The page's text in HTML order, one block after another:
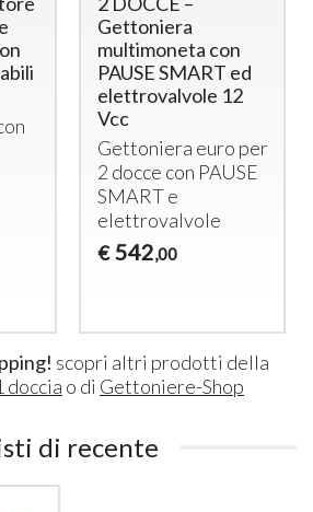
Gettoniera
multimoneta con
PAUSE SMART ed
elettrovalvole 12
Vcc
Gettoniera euro per
2 docce con PAUSE
SMARTe
elettrovalvole
€ 542,00
scopri altri prodotti della
doccia o di Gettoniere-Shop
di recente